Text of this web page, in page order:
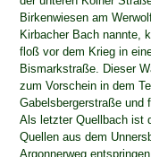
Birkenwiesen am
Kirbacher Bach nannte,
floß vor dem Krieg in
Bismarkstraße. Dieser
zum Vorschein in dem
Gabelsbergerstraße und
Als letzter Quellbach ist
Quellen aus dem
Argonnerweg